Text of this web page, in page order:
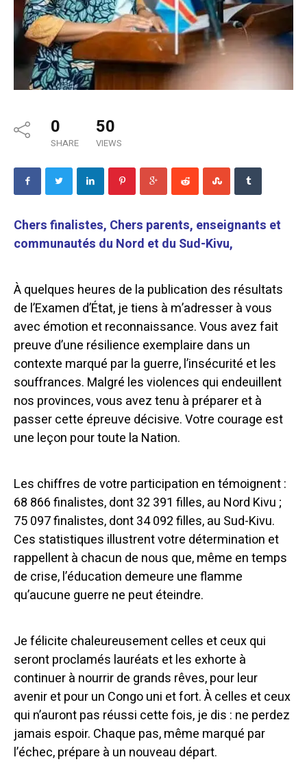
0
SHARE
50
VIEWS
Chers finalistes, Chers parents, enseignants et
communautés du Nord et du Sud-Kivu,
À quelques heures de la publication des résultats
de l’Examen d’État, je tiens à m’adresser à vous
avec émotion et reconnaissance. Vous avez fait
preuve d’une résilience exemplaire dans un
contexte marqué par la guerre, l’insécurité et les
souffrances. Malgré les violences qui endeuillent
nos provinces, vous avez tenu à préparer et à
passer cette épreuve décisive. Votre courage est
une leçon pour toute la Nation.
Les chiffres de votre participation en témoignent :
68 866 finalistes, dont 32 391 filles, au Nord Kivu ;
75 097 finalistes, dont 34 092 filles, au Sud-Kivu.
Ces statistiques illustrent votre détermination et
rappellent à chacun de nous que, même en temps
de crise, l’éducation demeure une flamme
qu’aucune guerre ne peut éteindre.
Je félicite chaleureusement celles et ceux qui
seront proclamés lauréats et les exhorte à
continuer à nourrir de grands rêves, pour leur
avenir et pour un Congo uni et fort. À celles et ceux
qui n’auront pas réussi cette fois, je dis : ne perdez
jamais espoir. Chaque pas, même marqué par
l’échec, prépare à un nouveau départ.